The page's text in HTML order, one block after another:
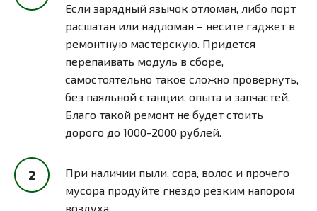
Если зарядный язычок отломан, либо порт
расшатан или надломан – несите гаджет в
ремонтную мастерскую. Придется
перепаивать модуль в сборе,
самостоятельно такое сложно провернуть,
без паяльной станции, опыта и запчастей.
Благо такой ремонт не будет стоить
дорого до 1000-2000 рублей.
При наличии пыли, сора, волос и прочего
мусора продуйте гнездо резким напором
воздуха.